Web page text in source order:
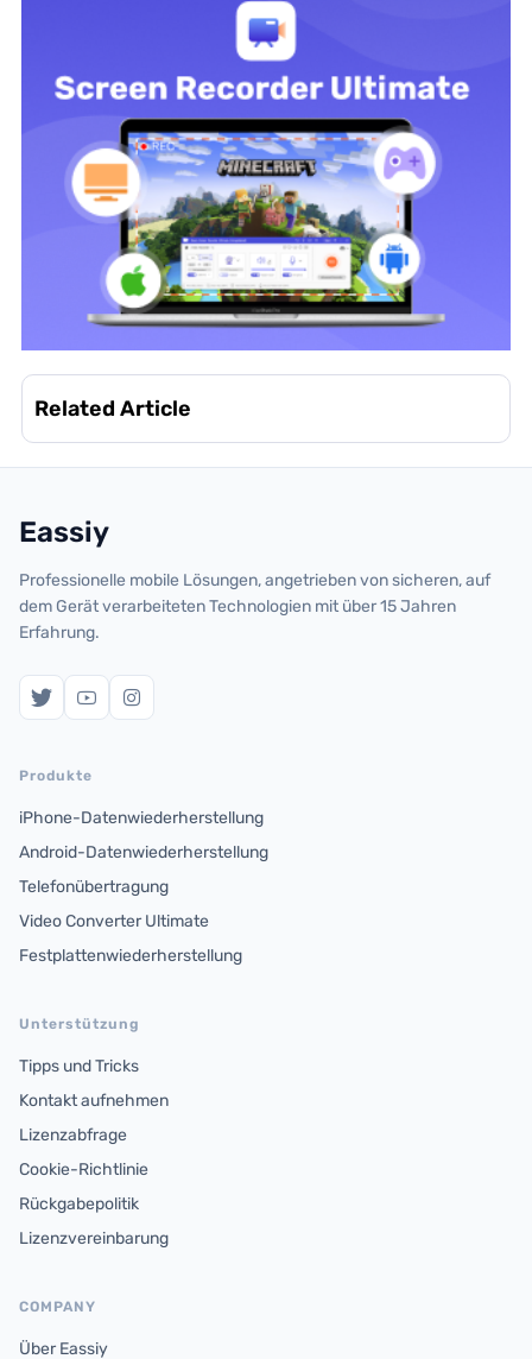
Related Article
Eassiy
Professionelle mobile Lösungen, angetrieben von sicheren, auf
dem Gerät verarbeiteten Technologien mit über 15 Jahren
Erfahrung.
Produkte
iPhone-Datenwiederherstellung
Android-Datenwiederherstellung
Telefonübertragung
Video Converter Ultimate
Festplattenwiederherstellung
Unterstützung
Tipps und Tricks
Kontakt aufnehmen
Lizenzabfrage
Cookie-Richtlinie
Rückgabepolitik
Lizenzvereinbarung
COMPANY
Über Eassiy